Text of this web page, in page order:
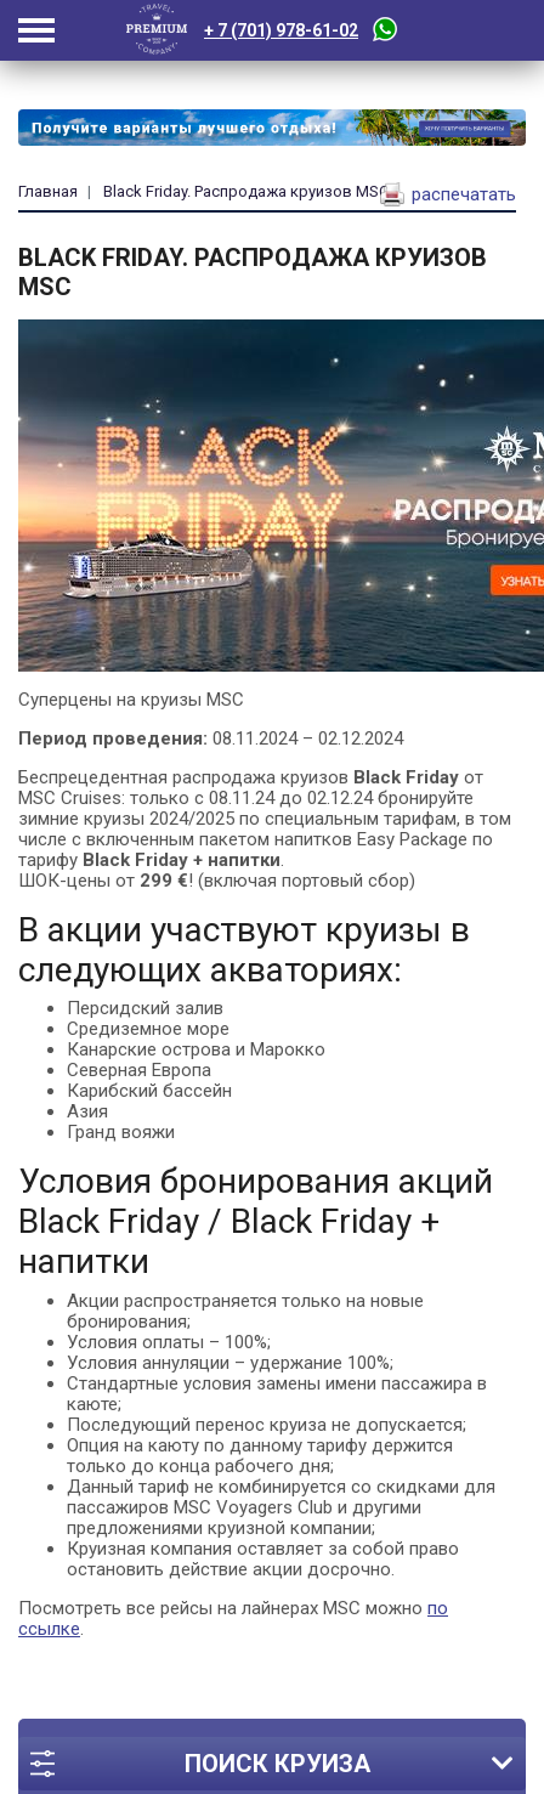
+ 7 (701) 978-61-02
ПОИСК КРУИЗА
Главная Black Friday. Распродажа круизов MSC распечатать
BLACK FRIDAY. РАСПРОДАЖА КРУИЗОВ
MSC
Суперцены на круизы MSC
Период проведения: 08.11.2024 – 02.12.2024
Беспрецедентная распродажа круизов Black Friday от
MSC Cruises: только с 08.11.24 до 02.12.24 бронируйте
зимние круизы 2024/2025 по специальным тарифам, в том
числе с включенным пакетом напитков Easy Package по
тарифу Black Friday + напитки.
ШОК-цены от 299 €! (включая портовый сбор)
В акции участвуют круизы в
следующих акваториях:
Персидский залив
Средиземное море
Канарские острова и Марокко
Северная Европа
Карибский бассейн
Азия
Гранд вояжи
Условия бронирования акций
Black Friday / Black Friday +
напитки
Акции распространяется только на новые
бронирования;
Условия оплаты – 100%;
Условия аннуляции – удержание 100%;
Стандартные условия замены имени пассажира в
каюте;
Последующий перенос круиза не допускается;
Опция на каюту по данному тарифу держится
только до конца рабочего дня;
Данный тариф не комбинируется со скидками для
пассажиров MSC Voyagers Club и другими
предложениями круизной компании;
Круизная компания оставляет за собой право
остановить действие акции досрочно.
Посмотреть все рейсы на лайнерах MSC можно по
ссылке.